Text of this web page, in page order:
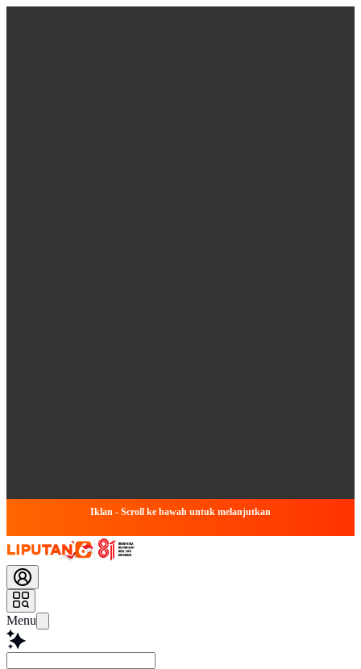
Iklan - Scroll ke bawah untuk melanjutkan
Menu